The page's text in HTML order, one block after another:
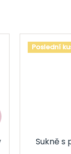
Poslední
Sukně s